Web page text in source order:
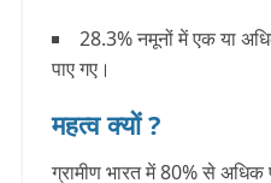
28.3% नमूनोंमें एक या
पाए गए।
महत्व क्यों ?
ग्रामीण भारत में 80% से